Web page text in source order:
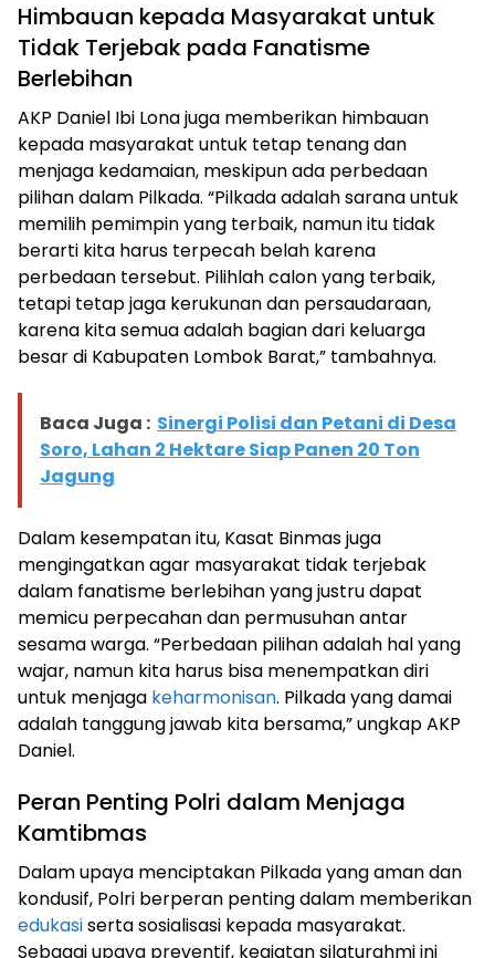
Himbauan kepada Masyarakat untuk
Tidak Terjebak pada Fanatisme
Berlebihan
AKP Daniel Ibi Lona juga memberikan himbauan
kepada masyarakat untuk tetap tenang dan
menjaga kedamaian, meskipun ada perbedaan
pilihan dalam Pilkada. “Pilkada adalah sarana untuk
memilih pemimpin yang terbaik, namun itu tidak
berarti kita harus terpecah belah karena
perbedaan tersebut. Pilihlah calon yang terbaik,
tetapi tetap jaga kerukunan dan persaudaraan,
karena kita semua adalah bagian dari keluarga
besar di Kabupaten Lombok Barat,” tambahnya.
Baca Juga : Sinergi Polisi dan Petani di Desa
Soro, Lahan 2 Hektare Siap Panen 20 Ton
Jagung
Dalam kesempatan itu, Kasat Binmas juga
mengingatkan agar masyarakat tidak terjebak
dalam fanatisme berlebihan yang justru dapat
memicu perpecahan dan permusuhan antar
sesama warga. “Perbedaan pilihan adalah hal yang
wajar, namun kita harus bisa menempatkan diri
untuk menjaga keharmonisan. Pilkada yang damai
adalah tanggung jawab kita bersama,” ungkap AKP
Daniel.
Peran Penting Polri dalam Menjaga
Kamtibmas
Dalam upaya menciptakan Pilkada yang aman dan
kondusif, Polri berperan penting dalam memberikan
edukasiserta sosialisasi kepada masyarakat.
Sebagai upaya preventif, kegiatan silaturahmi ini